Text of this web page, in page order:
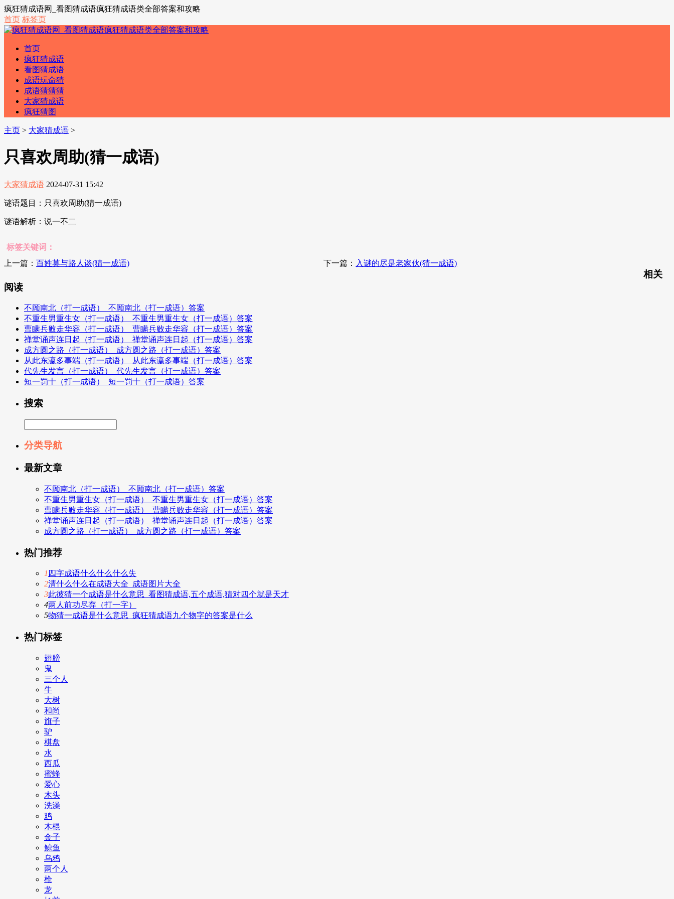
疯狂猜成语网_看图猜成语疯狂猜成语类全部答案和攻略
首页 标签页
首页
疯狂猜成语
看图猜成语
成语玩命猜
成语猜猜猜
大家猜成语
疯狂猜图
主页 > 大家猜成语 >
只喜欢周助(猜一成语)
大家猜成语 2024-07-31 15:42
谜语题目：只喜欢周助(猜一成语)
谜语解析：说一不二
标签关键词：
上一篇： 百姓莫与路人谈(猜一成语) 下一篇： 入谜的尽是老家伙(猜一成语)
相关
阅读
不顾南北（打一成语）_不顾南北（打一成语）答案
不重生男重生女（打一成语）_不重生男重生女（打一成语）答案
曹瞒兵败走华容（打一成语）_曹瞒兵败走华容（打一成语）答案
禅堂诵声连日起（打一成语）_禅堂诵声连日起（打一成语）答案
成方圆之路（打一成语）_成方圆之路（打一成语）答案
从此东瀛多事端（打一成语）_从此东瀛多事端（打一成语）答案
代先生发言（打一成语）_代先生发言（打一成语）答案
短一罚十（打一成语）_短一罚十（打一成语）答案
搜索
分类导航
最新文章
不顾南北（打一成语）_不顾南北（打一成语）答案
不重生男重生女（打一成语）_不重生男重生女（打一成语）答案
曹瞒兵败走华容（打一成语）_曹瞒兵败走华容（打一成语）答案
禅堂诵声连日起（打一成语）_禅堂诵声连日起（打一成语）答案
成方圆之路（打一成语）_成方圆之路（打一成语）答案
热门推荐
1 四字成语什么什么什么失
2清什么什么在成语大全_成语图片大全
3此彼猜一个成语是什么意思_看图猜成语,五个成语,猜对四个就是天才
4两人前功尽弃（打一字）
5物猜一成语是什么意思_疯狂猜成语九个物字的答案是什么
热门标签
翅膀
鬼
三个人
牛
大树
和尚
旗子
驴
棋盘
水
西瓜
蜜蜂
爱心
木头
洗澡
鸡
木棍
金子
鲸鱼
乌鸦
两个人
枪
龙